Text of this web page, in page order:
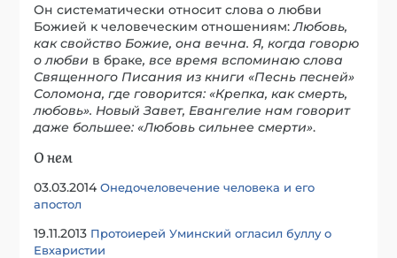
Он систематически относит слова о любви
Божией к человеческим отношениям:Любовь,
как свойство Божие, она вечна. Я, когда говорю
о любви в браке, все время вспоминаю слова
Священного Писания из книги «Песнь песней»
Соломона, где говорится: «Крепка, как смерть,
любовь». Новый Завет, Евангелие нам говорит
даже большее: «Любовь сильнее смерти».
О нем
03.03.2014Онедочеловечение человека и его
апостол
19.11.2013 Протоиерей Уминский огласил буллу о
Евхаристии